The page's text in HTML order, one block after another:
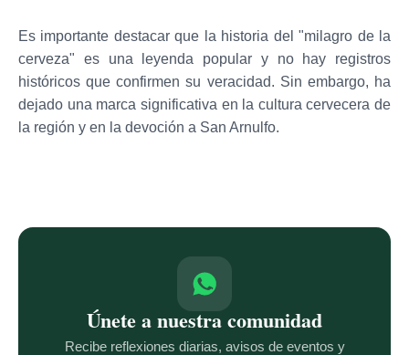
Es importante destacar que la historia del "milagro de la
cerveza" es una leyenda popular y no hay registros
históricos que confirmen su veracidad. Sin embargo, ha
dejado una marca significativa en la cultura cervecera de
la región y en la devoción a San Arnulfo.
Únete a nuestra comunidad
Recibe reflexiones diarias, avisos de eventos y